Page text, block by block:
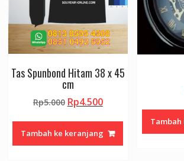
Tas Spunbond Hitam 38 x 45
cm
Rp5.000 Harga
adalah:
Rp5.000.
Rp4.500Harga
ini
adalah:
Tambah ke keranjang